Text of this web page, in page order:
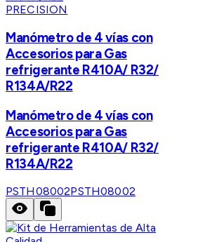
PRECISION
Manómetro de 4 vías con
Accesorios para Gas
refrigerante R410A/ R32/
R134A/R22
Manómetro de 4 vías con
Accesorios para Gas
refrigerante R410A/ R32/
R134A/R22
PSTH08002PSTH08002